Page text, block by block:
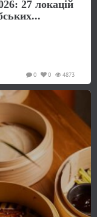
27 локацій
4873
0
0